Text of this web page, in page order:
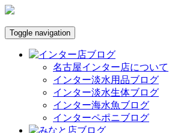
Toggle navigation
名古屋インター店について
インター淡水用品ブログ
インター淡水生体ブログ
インター海水魚ブログ
インターペポニブログ